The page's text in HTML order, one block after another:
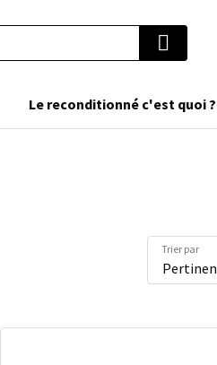
Le reconditionné c'est quoi ?
Trier par